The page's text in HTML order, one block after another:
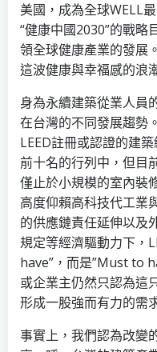
美國，成為全球WELL
“健康中國2030”的戰略
領全球健康產業的發展
這波健康與幸福感的浪
身為永續建築從業人員
在台灣的不同發展趨勢
LEED註冊或認證的建
前十名的行列中，但目
僅止於小規模的室內裝
高度仰賴高科技代工業
的供應鏈責任延伸以及
規定等經濟驅動力下，
have”，而是”Must to
或企業主仍然只認為這
形成一股強而有力的需
事實上，我們認為改變